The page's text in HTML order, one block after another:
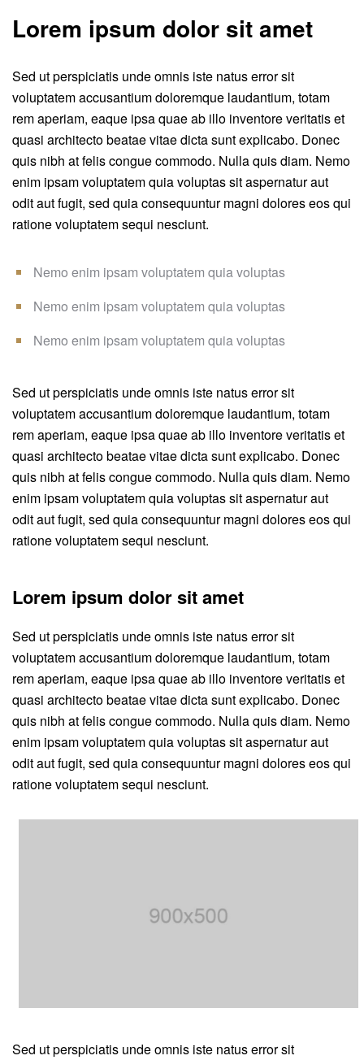
Lorem ipsum dolor sit amet
Sed ut perspiciatis unde omnis iste natus error sit
voluptatem accusantium doloremque laudantium, totam
rem aperiam, eaque ipsa quae ab illo inventore veritatis et
quasi architecto beatae vitae dicta sunt explicabo. Donec
quis nibh at felis congue commodo. Nulla quis diam. Nemo
enim ipsam voluptatem quia voluptas sit aspernatur aut
odit aut fugit, sed quia consequuntur magni dolores eos qui
ratione voluptatem sequi nesciunt.
Nemo enim ipsam voluptatem quia voluptas
Nemo enim ipsam voluptatem quia voluptas
Nemo enim ipsam voluptatem quia voluptas
Sed ut perspiciatis unde omnis iste natus error sit
voluptatem accusantium doloremque laudantium, totam
rem aperiam, eaque ipsa quae ab illo inventore veritatis et
quasi architecto beatae vitae dicta sunt explicabo. Donec
quis nibh at felis congue commodo. Nulla quis diam. Nemo
enim ipsam voluptatem quia voluptas sit aspernatur aut
odit aut fugit, sed quia consequuntur magni dolores eos qui
ratione voluptatem sequi nesciunt.
Lorem ipsum dolor sit amet
Sed ut perspiciatis unde omnis iste natus error sit
voluptatem accusantium doloremque laudantium, totam
rem aperiam, eaque ipsa quae ab illo inventore veritatis et
quasi architecto beatae vitae dicta sunt explicabo. Donec
quis nibh at felis congue commodo. Nulla quis diam. Nemo
enim ipsam voluptatem quia voluptas sit aspernatur aut
odit aut fugit, sed quia consequuntur magni dolores eos qui
ratione voluptatem sequi nesciunt.
Sed ut perspiciatis unde omnis iste natus error sit